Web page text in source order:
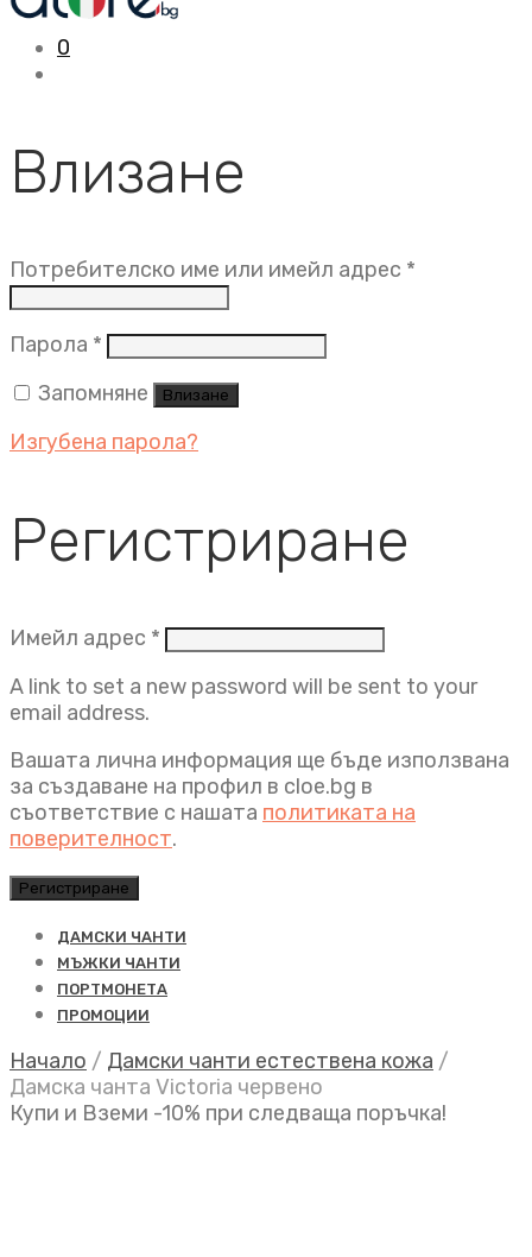
0
Влизане
Потребителско име или имейл адрес *
Парола * Задължително
Запомняне
Влизане
Изгубена парола?
Регистриране
Имейл адрес * Задължително
A link to set a new password will be sent to your
email address.
Вашата лична информация ще бъде използвана
за създаване на профил в cloe.bg в
съответствие с нашата политиката на
поверителност.
Регистриране
ДАМСКИ ЧАНТИ
МЪЖКИ ЧАНТИ
ПОРТМОНЕТА
ПРОМОЦИИ
Начало / Дамски чанти естествена кожа /
Дамска чанта Victoria червено
Купи и Вземи -10% при следваща поръчка!